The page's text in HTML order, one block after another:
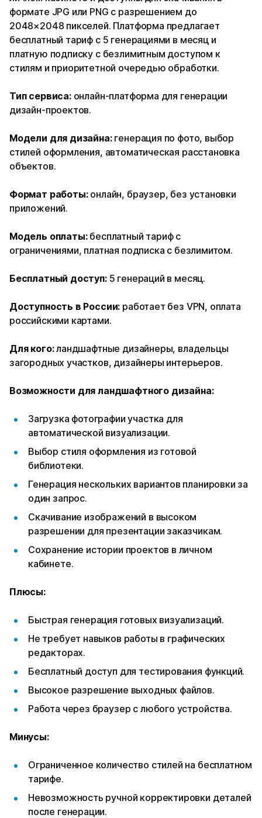
формате JPG или PNG с разрешением до
2048×2048 пикселей. Платформа предлагает
бесплатный тариф с 5 генерациями в месяц и
платную подписку с безлимитным доступом к
стилям и приоритетной очередью обработки.
Тип сервиса:онлайн-платформа для генерации
дизайн-проектов.
Модели для дизайна: генерация по фото, выбор
стилей оформления, автоматическая расстановка
объектов.
Формат работы:онлайн, браузер, без установки
приложений.
Модель оплаты: бесплатный тариф с
ограничениями, платная подписка с безлимитом.
Бесплатный доступ:5 генераций в месяц.
Доступность в России: работает без VPN, оплата
российскими картами.
Для кого:ландшафтные дизайнеры, владельцы
загородных участков, дизайнеры интерьеров.
Возможности для ландшафтного дизайна:
Загрузка фотографии участка для
автоматической визуализации.
Выбор стиля оформления из готовой
библиотеки.
Генерация нескольких вариантов планировки за
один запрос.
Скачивание изображений в высоком
разрешении для презентации заказчикам.
Сохранение истории проектов в личном
кабинете.
Плюсы:
Быстрая генерация готовых визуализаций.
Не требует навыков работы в графических
редакторах.
Бесплатный доступ для тестирования функций.
Высокое разрешение выходных файлов.
Работа через браузер с любого устройства.
Минусы:
Ограниченное количество стилей на бесплатном
тарифе.
Невозможность ручной корректировки деталей
после генерации.